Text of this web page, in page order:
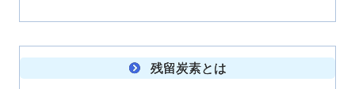
残留炭素とは